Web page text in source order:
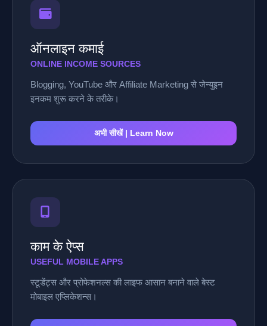
ऑनलाइन कमाई
ONLINE INCOME SOURCES
Blogging, YouTube और Affiliate Marketing से जेन्युइन
इनकम शुरू करने के तरीके।
अभी सीखें | Learn Now
काम के ऐप्स
USEFUL MOBILE APPS
स्टूडेंट्स और प्रोफेशनल्स की लाइफ आसान बनाने वाले बेस्ट
मोबाइल एप्लिकेशन्स।